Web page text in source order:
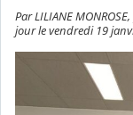
Par LILIANE
jour le vendredi 19